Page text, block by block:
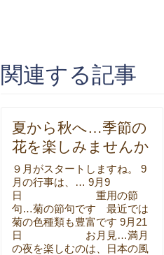
関連する記事
夏から秋へ…季節の
花を楽しみませんか
９月がスタートしますね。 9
月の行事は、… 9月9
日 重用の節
句…菊の節句です 最近では
菊の色種類も豊富です 9月21
日 お月見…満月
の夜を楽しむのは、日本の風